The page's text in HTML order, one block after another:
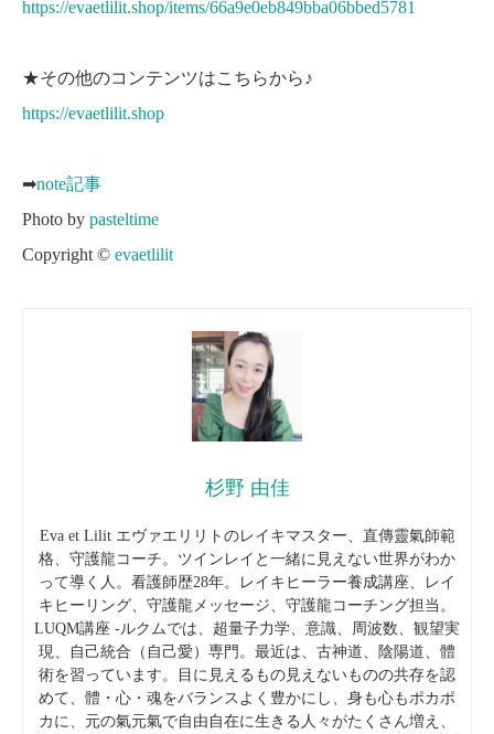
https://evaetlilit.shop/items/66a9e0eb849bba06bbed5781
★その他のコンテンツはこちらから♪
https://evaetlilit.shop
➡︎note記事
Photo by pasteltime
Copyright ©︎ evaetlilit
杉野 由佳
Eva et Lilit エヴァエリリトのレイキマスター、直傳靈氣師範
格、守護龍コーチ。ツインレイと一緒に見えない世界がわか
って導く人。 看護師歴28年。レイキヒーラー養成講座、レイ
キヒーリング、守護龍メッセージ、守護龍コーチング担当。
LUQM講座 -ルクムでは、超量子力学、意識、周波数、観望実
現、自己統合（自己愛）専門。最近は、古神道、陰陽道、體
術を習っています。
目に見えるもの見えないものの共存を認
めて、體・心・魂をバランスよく豊かにし、身も心もポカポ
カに、元の氣元氣で自由自在に生きる人々がたくさん増え、